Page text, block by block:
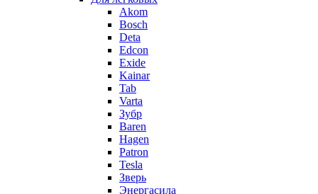
Akom
Bosch
Deta
Edcon
Exide
Kainar
Tab
Varta
Зубр
Baren
Hagen
Patron
Tesla
Зверь
Энергасила